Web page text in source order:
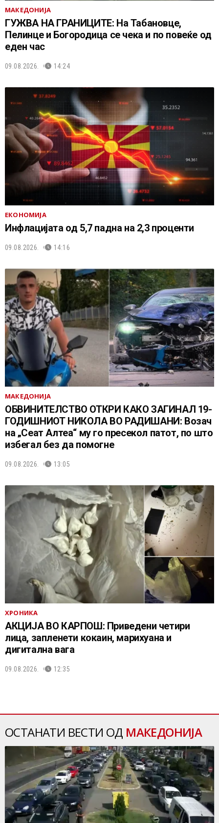
МАКЕДОНИЈА
ГУЖВА НА ГРАНИЦИТЕ: На Табановце,
Пелинце и Богородица се чека и по повеќе од
еден час
09.08.2026. 14:24
ЕКОНОМИЈА
Инфлацијата од 5,7 падна на 2,3 проценти
09.08.2026. 14:16
МАКЕДОНИЈА
ОБВИНИТЕЛСТВО ОТКРИ КАКО ЗАГИНАЛ 19-
ГОДИШНИОТ НИКОЛА ВО РАДИШАНИ: Возач
на „Сеат Алтеа“ му го пресекол патот, по што
избегал без да помогне
09.08.2026. 13:05
ХРОНИКА
АКЦИЈА ВО КАРПОШ: Приведени четири
лица, запленети кокаин, марихуана и
дигитална вага
09.08.2026. 12:35
ОСТАНАТИ ВЕСТИ ОД МАКЕДОНИЈА